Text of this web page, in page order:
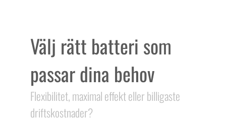
Välj rätt batteri som
passar dina behov
Flexibilitet, maximal effekt eller billigaste
driftskostnader?